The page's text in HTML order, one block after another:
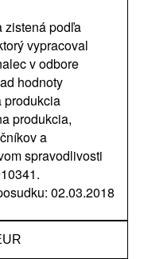
zistená podľa
vypracoval
v odbore
hodnoty
produkcia
produkcia,
a
spravodlivosti
02.03.2018